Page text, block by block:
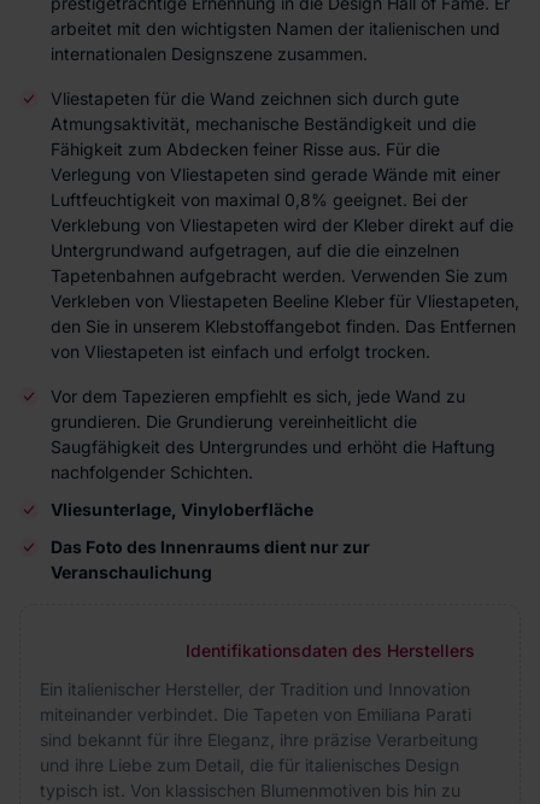
arbeitet mit den wichtigsten Namen der italienischen und
internationalen Designszene zusammen.
Vliestapeten für die Wand zeichnen sich durch gute
Atmungsaktivität, mechanische Beständigkeit und die
Fähigkeit zum Abdecken feiner Risse aus. Für die
Verlegung von Vliestapeten sind gerade Wände mit einer
Luftfeuchtigkeit von maximal 0,8% geeignet. Bei der
Verklebung von Vliestapeten wird der Kleber direkt auf die
Untergrundwand aufgetragen, auf die die einzelnen
Tapetenbahnen aufgebracht werden. Verwenden Sie zum
Verkleben von Vliestapeten Beeline Kleber für Vliestapeten,
den Sie in unserem Klebstoffangebot finden. Das Entfernen
von Vliestapeten ist einfach und erfolgt trocken.
Vor dem Tapezieren empfiehlt es sich, jede Wand zu
grundieren. Die Grundierung vereinheitlicht die
Saugfähigkeit des Untergrundes und erhöht die Haftung
nachfolgender Schichten.
Vliesunterlage, Vinyloberfläche
Das Foto des Innenraums dient nur zur
Veranschaulichung
Identifikationsdaten des Herstellers
Ein italienischer Hersteller, der Tradition und Innovation
miteinander verbindet. Die Tapeten von Emiliana Parati
sind bekannt für ihre Eleganz, ihre präzise Verarbeitung
und ihre Liebe zum Detail, die für italienisches Design
typisch ist. Von klassischen Blumenmotiven bis hin zu